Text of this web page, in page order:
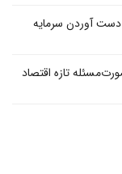
دست آوردن سرمایه
تازه اقتصاد